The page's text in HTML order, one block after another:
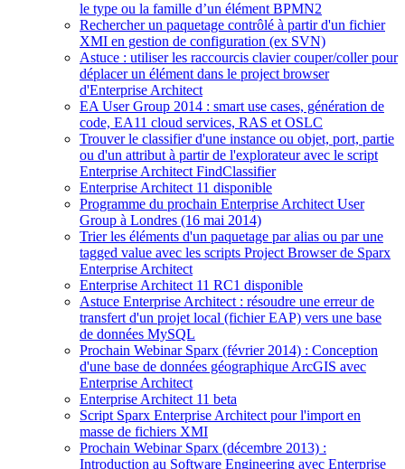
le type ou la famille d’un élément BPMN2
Rechercher un paquetage contrôlé à partir d'un fichier
XMI en gestion de configuration (ex SVN)
Astuce : utiliser les raccourcis clavier couper/coller pour
déplacer un élément dans le project browser
d'Enterprise Architect
EA User Group 2014 : smart use cases, génération de
code, EA11 cloud services, RAS et OSLC
Trouver le classifier d'une instance ou objet, port, partie
ou d'un attribut à partir de l'explorateur avec le script
Enterprise Architect FindClassifier
Enterprise Architect 11 disponible
Programme du prochain Enterprise Architect User
Group à Londres (16 mai 2014)
Trier les éléments d'un paquetage par alias ou par une
tagged value avec les scripts Project Browser de Sparx
Enterprise Architect
Enterprise Architect 11 RC1 disponible
Astuce Enterprise Architect : résoudre une erreur de
transfert d'un projet local (fichier EAP) vers une base
de données MySQL
Prochain Webinar Sparx (février 2014) : Conception
d'une base de données géographique ArcGIS avec
Enterprise Architect
Enterprise Architect 11 beta
Script Sparx Enterprise Architect pour l'import en
masse de fichiers XMI
Prochain Webinar Sparx (décembre 2013) :
Introduction au Software Engineering avec Enterprise